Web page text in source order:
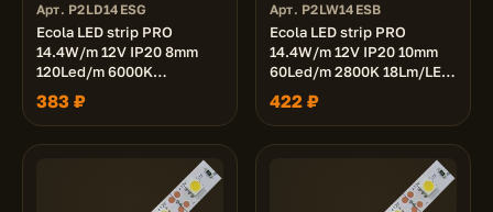
Арт. P2LD14ESG
Ecola LED strip PRO
14.4W/m 12V IP20 8mm
120Led/m 6000K
26Lm/LED 1400Lm/m
светодиодная лента на
катушке 5м.
383 ₽
Арт. P2LW14ESB
Ecola LED strip PRO
14.4W/m 12V IP20 10mm
60Led/m 2800K 18Lm/LED
1080Lm/m светодиодная
лента на катушке 5м.
422 ₽